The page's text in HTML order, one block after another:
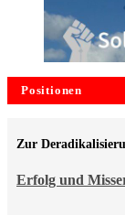
Positionen
Erfolg und
Zur